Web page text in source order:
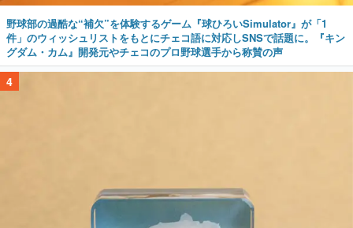
野球部の過酷な“補欠”を体験するゲーム『球ひろいSimulator』が「1
件」のウィッシュリストをもとにチェコ語に対応しSNSで話題に。『キン
グダム・カム』開発元やチェコのプロ野球選手から称賛の声
4